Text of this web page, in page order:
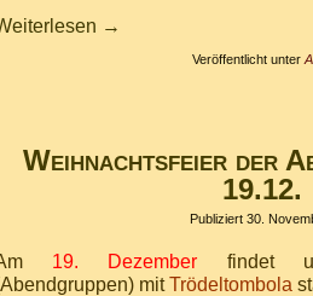
→
Veröffentlicht unter
Weihnachtsfeier der
19.12.
Publiziert 30.
19. Dezember findet
mitTrödeltombola